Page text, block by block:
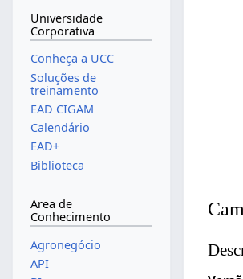
Universidade
Corporativa
Conheça a UCC
Soluções de
treinamento
EAD CIGAM
Calendário
EAD+
Biblioteca
Area de
Conhecimento
Agronegócio
API